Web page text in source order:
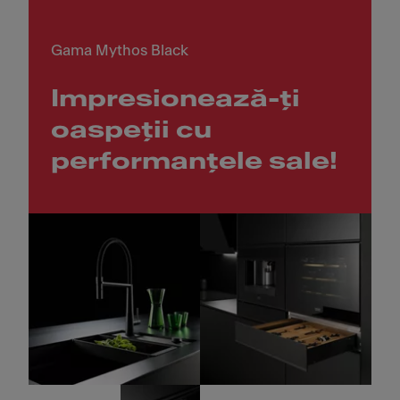
Gama Mythos Black
Impresionează-ți
oaspeții cu
performanțele sale!